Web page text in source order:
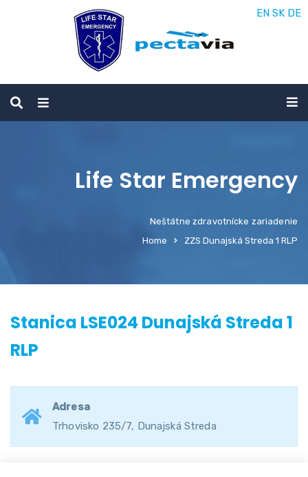
Life Star Emergency
Neštátne zdravotnícke zariadenie
Home
ZZS Dunajská Streda 1 RLP
Stanica LSE024 Dunajská Streda 1
RLP
Adresa
Trhovisko 235/7, Dunajská Streda
EN SK DE